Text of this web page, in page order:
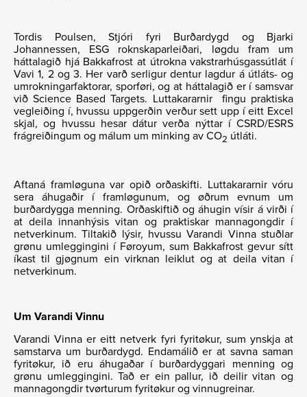
Varskógvaraskipan
Laksatorgið 2026
Tordis Poulsen, Stjóri fyri Burðardygd og Bjarki
Johannessen, ESG roknskaparleiðari, løgdu fram um
háttalagið hjá Bakkafrost at útrokna vakstrarhúsgassútlát í
Vavi 1, 2 og 3. Her varð serligur dentur lagdur á útláts- og
umrokningarfaktorar, sporføri, og at háttalagið er í samsvar
við Science Based Targets. Luttakararnir fingu praktiska
vegleiðing í, hvussu uppgerðin verður sett upp í eitt Excel
skjal, og hvussu hesar dátur verða nýttar í CSRD/ESRS
frágreiðingum og málum um minking av CO2 útláti.
Aftaná framløguna var opið orðaskifti. Luttakararnir vóru
sera áhugaðir í framløgunum, og øðrum evnum um
burðardygga menning. Orðaskiftið og áhugin vísir á virði í
at deila innanhýsis vitan og praktiskar mannagongdir í
netverkinum. Tiltakið lýsir, hvussu Varandi Vinna stuðlar
grønu umleggingini í Føroyum, sum Bakkafrost gevur sítt
íkast til gjøgnum ein virknan leiklut og at deila vitan í
netverkinum.
Um Varandi Vinnu
Varandi Vinna er eitt netverk fyri fyritøkur, sum ynskja at
samstarva um burðardygd. Endamálið er at savna saman
fyritøkur, ið eru áhugaðar í burðardyggari menning og
grønu umleggingini. Tað er ein pallur, ið deilir vitan og
mannagongdir tvørturum fyritøkur og vinnugreinar.